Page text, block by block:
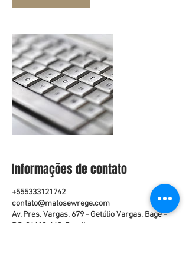
Informações de contato
+555333121742
contato@matosewrege.com
Av. Pres. Vargas, 679 - Getúlio Vargas, Bagé -
RS, 96412-660, Brasil